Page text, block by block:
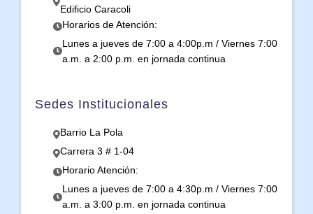
Edificio Caracoli
Horarios de Atención:
Lunes a jueves de 7:00 a 4:00p.m / Viernes 7:00
a.m. a 2:00 p.m. en jornada continua
Sedes Institucionales
Barrio La Pola
Carrera 3 # 1-04
Horario Atención:
Lunes a jueves de 7:00 a 4:30p.m / Viernes 7:00
a.m. a 3:00 p.m. en jornada continua